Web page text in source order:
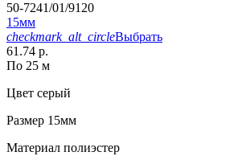
50-7241/01/9120
15мм
checkmark_alt_circleВыбрать
61.74 р.
По 25 м
Цвет серый
Размер 15мм
Материал полиэстер